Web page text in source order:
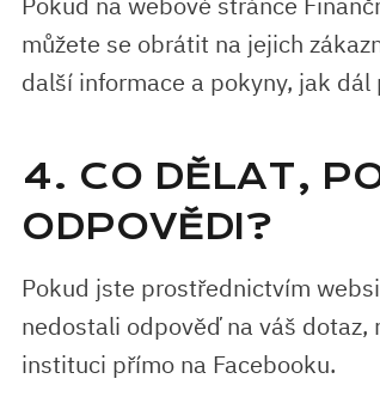
můžete se obrátit na jejich
další informace a pokyny, jak
4. CO DĚLAT,
ODPOVĚDI?
Pokud jste prostřednictvím
nedostali odpověď na váš
instituci přímo na Facebooku.